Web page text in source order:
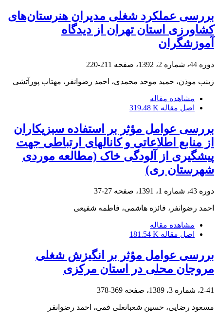
بررسی عملکرد شغلی مدیران هنرستان‌های
کشاورزی استان تهران از دیدگاه
آموزشگران
دوره 44، شماره 2، 1392، صفحه 211-220
زینب موذن، حمید موحد محمدی، احمد رضوانفر، مهتاب پورآتشی
مشاهده مقاله
اصل مقاله 319.48 K
بررسی عوامل مؤثر بر استفاده سبزیکاران
از منابع اطلاعاتی و کانال‎های ارتباطی جهت
پیشگیری از آلودگی خاک (مطالعه موردی
شهرستان ری)
دوره 43، شماره 1، 1391، صفحه 27-37
احمد رضوانفر، فائزه هاشمی، فاطمه شفیعی
مشاهده مقاله
اصل مقاله 181.54 K
بررسی عوامل مؤثر بر انگیزش شغلی
مروجان محلی در استان مرکزی
2-41، شماره 3، 1389، صفحه 369-378
مسعود رضایی، حسین شعبانعلی فمی، احمد رضوانفر